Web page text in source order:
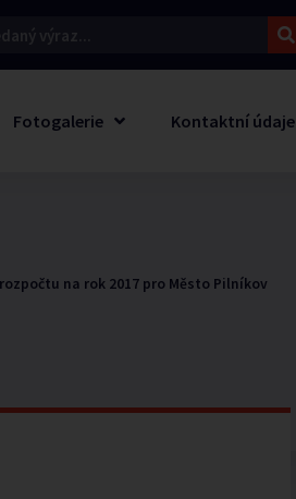
Fotogalerie Kontaktní údaje
na rok 2017 pro Město Pilníkov